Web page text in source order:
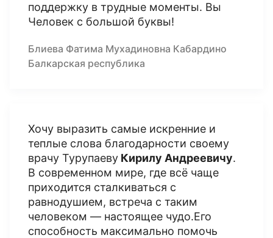
поддержку в трудные моменты. Вы
Человек с большой буквы!
Блиева Фатима Мухадиновна Кабардино
Балкарская республика
Хочу выразить самые искренние и
теплые слова благодарности своему
врачу Турупаеву Кирилу Андреевичу.
В современном мире, где всё чаще
приходится сталкиваться с
равнодушием, встреча с таким
человеком — настоящее чудо.Его
способность максимально помочь